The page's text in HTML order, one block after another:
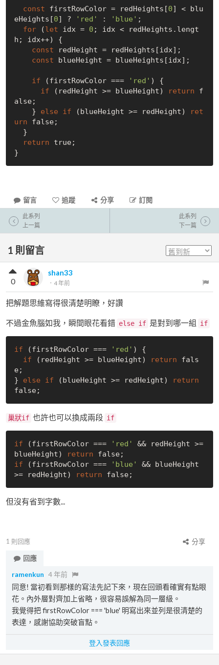
const firstRowColor = redHeights[0] < blu
eHeights[0] ? 'red' : 'blue' ;
for (let idx = 0 ; idx < redHeights.lengt
h; idx++) {
const redHeight = redHeights[idx];
const blueHeight = blueHeights[idx];
if (firstRowColor === 'red' ) {
if (redHeight >= blueHeight) return
f
alse;
    }
else if (blueHeight >= redHeight)
ret
urn
false;
return
true;
留言 追蹤 分享 訂閱
此系列
上一篇
此系列
下一篇
1 則留言
shan33
． 4 年前
0
把解題思維寫得很清楚明瞭，好讚
不過金魚腦如我，瞬間眼花看錯 else if 是對到哪一組 if
if (firstRowColor === 'red' ) {
if (redHeight >= blueHeight) return
fals
e;
} else if (blueHeight >= redHeight)
return
false
巢狀if 也許也可以換成兩段 if
if (firstRowColor === 'red'
&& redHeight >=
blueHeight)
return false
if (firstRowColor === 'blue'
&& blueHeight
>= redHeight)
return false
但沒有省到字數...
1 則回應
分享
回應
ramenkun 4 年前
同意! 當初看到那樣的寫法先記下來，現在回頭看確實有點眼
花。內外層對齊加上省略，很容易誤解為同一層級。
我覺得把 firstRowColor === 'blue' 明寫出來並列是很清楚的
表達，感謝協助突破盲點。
登入發表回應